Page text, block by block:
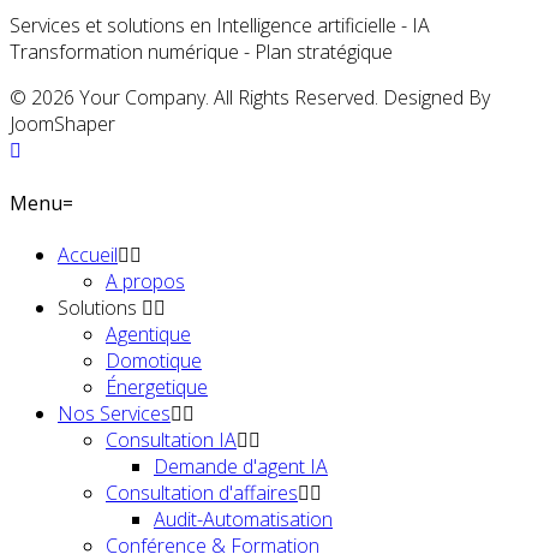
Services et solutions en Intelligence artificielle - IA
Transformation numérique - Plan stratégique
© 2026 Your Company. All Rights Reserved. Designed By
JoomShaper
Menu=
Accueil
A propos
Solutions
Agentique
Domotique
Énergetique
Nos Services
Consultation IA
Demande d'agent IA
Consultation d'affaires
Audit-Automatisation
Conférence & Formation